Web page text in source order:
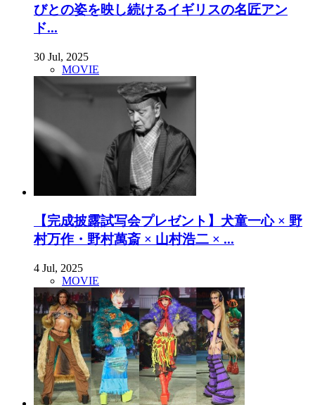
びとの姿を映し続けるイギリスの名匠アン
ド...
30 Jul, 2025
MOVIE
【完成披露試写会プレゼント】犬童一心 × 野
村万作・野村萬斎 × 山村浩二 × ...
4 Jul, 2025
MOVIE